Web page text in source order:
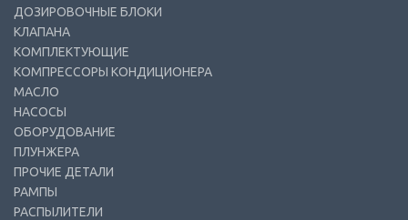
ДОЗИРОВОЧНЫЕ БЛОКИ
КЛАПАНА
КОМПЛЕКТУЮЩИЕ
КОМПРЕССОРЫ КОНДИЦИОНЕРА
МАСЛО
НАСОСЫ
ОБОРУДОВАНИЕ
ПЛУНЖЕРА
ПРОЧИЕ ДЕТАЛИ
РАМПЫ
РАСПЫЛИТЕЛИ